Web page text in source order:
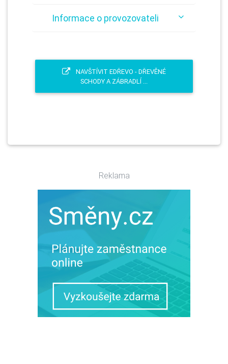
Informace o provozovateli
NAVŠTÍVIT EDŘEVO - DŘEVĚNÉ
SCHODY A ZÁBRADLÍ ...
Reklama